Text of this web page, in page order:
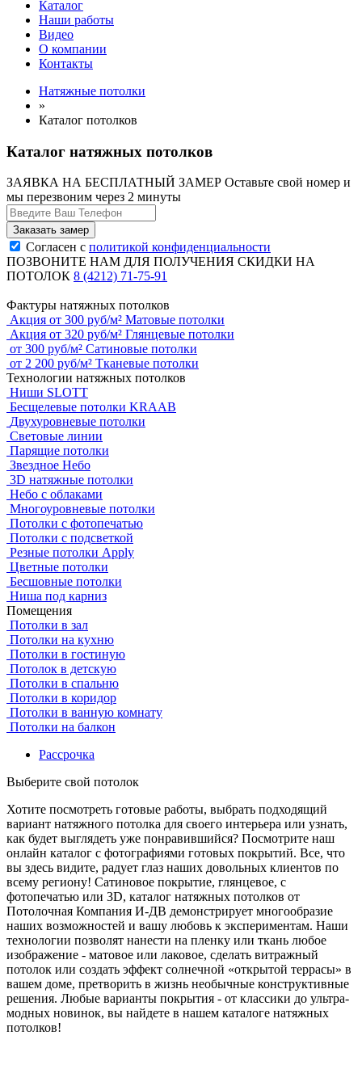
Каталог
Наши работы
Видео
О компании
Контакты
Натяжные потолки
»
Каталог потолков
Каталог натяжных потолков
ЗАЯВКА НА БЕСПЛАТНЫЙ ЗАМЕР Оставьте свой номер и
мы перезвоним через 2 минуты
Согласен с политикой конфиденциальности
ПОЗВОНИТЕ НАМ ДЛЯ ПОЛУЧЕНИЯ СКИДКИ НА
ПОТОЛОК 8 (4212) 71-75-91
Фактуры натяжных потолков
Акция от 300 руб/м² Матовые потолки
Акция от 320 руб/м² Глянцевые потолки
от 300 руб/м² Сатиновые потолки
от 2 200 руб/м² Тканевые потолки
Технологии натяжных потолков
Ниши SLOTT
Бесщелевые потолки KRAAB
Двухуровневые потолки
Световые линии
Парящие потолки
Звездное Небо
3D натяжные потолки
Небо с облаками
Многоуровневые потолки
Потолки с фотопечатью
Потолки с подсветкой
Резные потолки Apply
Цветные потолки
Бесшовные потолки
Ниша под карниз
Помещения
Потолки в зал
Потолки на кухню
Потолки в гостиную
Потолок в детскую
Потолки в спальню
Потолки в коридор
Потолки в ванную комнату
Потолки на балкон
Рассрочка
Выберите свой потолок
Хотите посмотреть готовые работы, выбрать подходящий
вариант натяжного потолка для своего интерьера или узнать,
как будет выглядеть уже понравившийся? Посмотрите наш
онлайн каталог с фотографиями готовых покрытий. Все, что
вы здесь видите, радует глаз наших довольных клиентов по
всему региону! Сатиновое покрытие, глянцевое, с
фотопечатью или 3D, каталог натяжных потолков от
Потолочная Компания И-ДВ демонстрирует многообразие
наших возможностей и вашу любовь к экспериментам. Наши
технологии позволят нанести на пленку или ткань любое
изображение - матовое или лаковое, сделать витражный
потолок или создать эффект солнечной «открытой террасы» в
вашем доме, претворить в жизнь необычные конструктивные
решения. Любые варианты покрытия - от классики до ультра-
модных новинок, вы найдете в нашем каталоге натяжных
потолков!